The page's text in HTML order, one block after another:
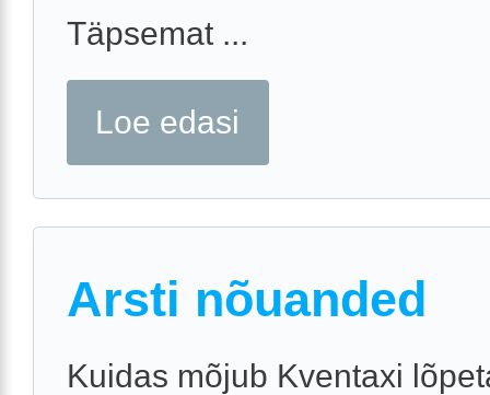
Täpsemat ...
Loe edasi
Arsti nõuanded
Kuidas mõjub Kventaxi